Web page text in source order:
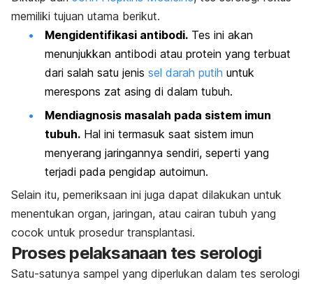
memiliki tujuan utama berikut.
Mengidentifikasi antibodi. Tes ini akan
menunjukkan antibodi atau protein yang terbuat
dari salah satu jenis sel darah putih untuk
merespons zat asing di dalam tubuh.
Mendiagnosis masalah pada sistem imun
tubuh. Hal ini termasuk saat sistem imun
menyerang jaringannya sendiri, seperti yang
terjadi pada pengidap autoimun.
Selain itu, pemeriksaan ini juga dapat dilakukan untuk
menentukan organ, jaringan, atau cairan tubuh yang
cocok untuk prosedur transplantasi.
Proses pelaksanaan tes serologi
Satu-satunya sampel yang diperlukan dalam tes serologi